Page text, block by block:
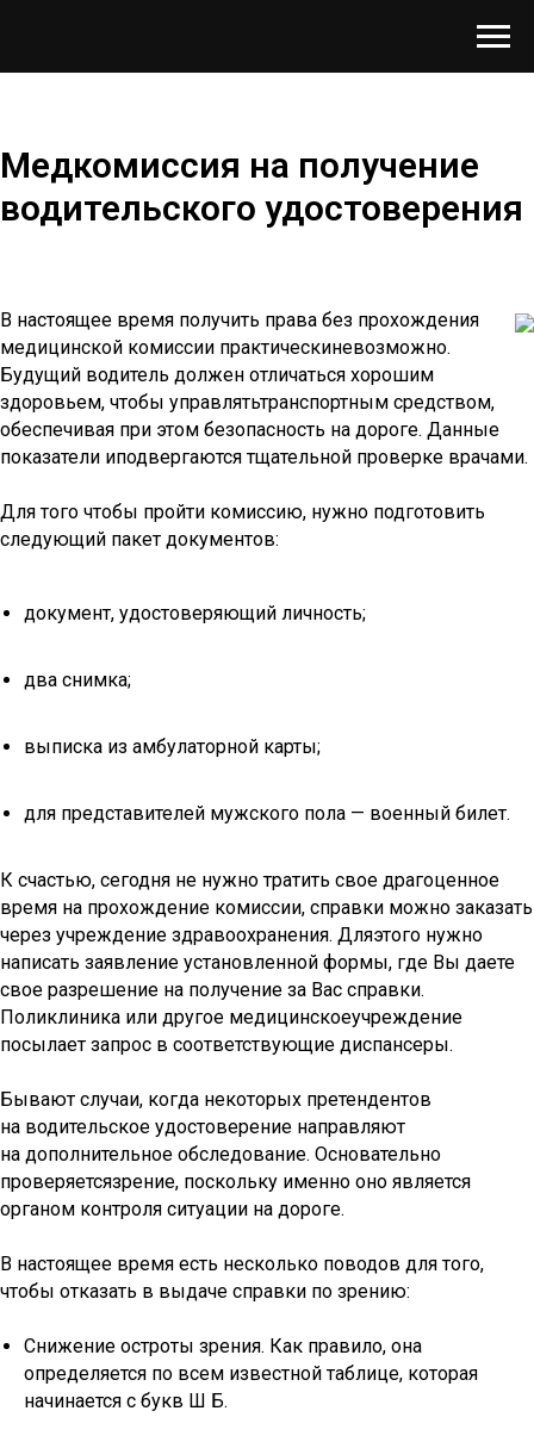
Медкомиссия на получение
водительского удостоверения
В настоящее время получить права без прохождения
медицинской комиссии практическиневозможно.
Будущий водитель должен отличаться хорошим
здоровьем, чтобы управлятьтранспортным средством,
обеспечивая при этом безопасность на дороге. Данные
показатели иподвергаются тщательной проверке врачами.
Для того чтобы пройти комиссию, нужно подготовить
следующий пакет документов:
документ, удостоверяющий личность;
два снимка;
выписка из амбулаторной карты;
для представителей мужского пола — военный билет.
К счастью, сегодня не нужно тратить свое драгоценное
время на прохождение комиссии, справки можно заказать
через учреждение здравоохранения. Дляэтого нужно
написать заявление установленной формы, где Вы даете
свое разрешение на получение за Вас справки.
Поликлиника или другое медицинскоеучреждение
посылает запрос в соответствующие диспансеры.
Бывают случаи, когда некоторых претендентов
на водительское удостоверение направляют
на дополнительное обследование. Основательно
проверяетсязрение, поскольку именно оно является
органом контроля ситуации на дороге.
В настоящее время есть несколько поводов для того,
чтобы отказать в выдаче справки по зрению:
Снижение остроты зрения. Как правило, она
определяется по всем известной таблице, которая
начинается с букв Ш Б.